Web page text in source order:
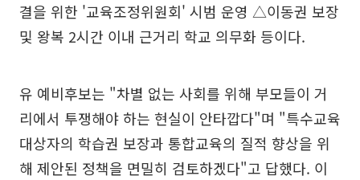
결을 위한 '교육조정위원회' 시범 운영 △이동권 보장
및 왕복 2시간 이내 근거리 학교 의무화 등이다.
유 예비후보는 "차별 없는 사회를 위해 부모들이 거
리에서 투쟁해야 하는 현실이 안타깝다"며 "특수교육
대상자의 학습권 보장과 통합교육의 질적 향상을 위
해 제안된 정책을 면밀히 검토하겠다"고 답했다. 이